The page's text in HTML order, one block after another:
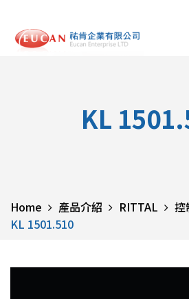
KL
Home 產品介紹 RITTAL 控
KL 1501.510